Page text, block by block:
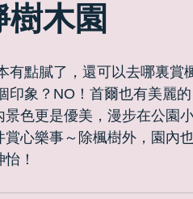
木園
有點膩了，還可以去哪裏賞
色更是優美，漫步在公園
心樂事～除楓樹外，園內
！